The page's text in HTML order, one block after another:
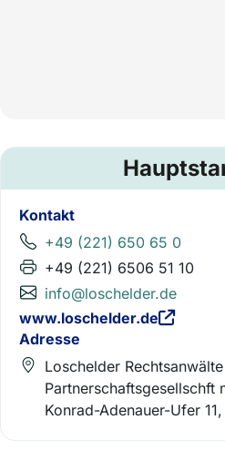
Kontakt
+49 (221) 650 65 0
+49 (221) 6506 51 10
info@loschelder.de
www.loschelder.de
Adresse
Loschelder Rechtsanwälte
Partnerschaftsgesellschft
Konrad-Adenauer-Ufer